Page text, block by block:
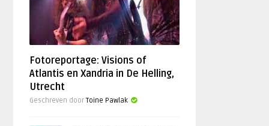
Fotoreportage: Visions of
Atlantis en Xandria in De Helling,
Utrecht
Geschreven doorToine Pawlak